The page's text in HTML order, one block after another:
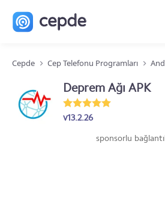
Cepde Cep Telefonu Programları
Deprem Ağı APK
v13.2.26
sponsorlu